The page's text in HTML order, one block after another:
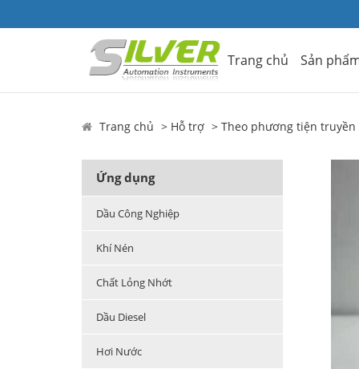
Trang chủ Sản
Trang chủ Hỗ trợ Theo phương tiện truyền
Ứng dụng
Dầu Công Nghiệp
Khí Nén
Chất Lỏng Nhớt
Dầu Diesel
Hơi Nước